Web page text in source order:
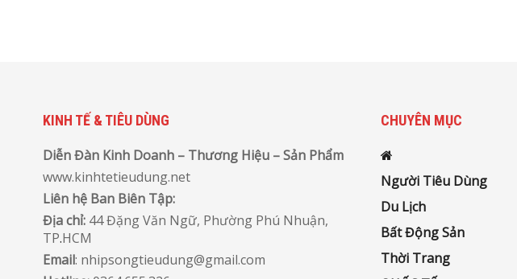
KINH TẾ & TIÊU DÙNG
Diễn Đàn Kinh Doanh – Thương Hiệu – Sản Phẩm
www.kinhtetieudung.net
Liên hệ Ban Biên Tập:
Địa chỉ: 44 Đặng Văn Ngữ, Phường Phú Nhuận,
TP.HCM
Email: nhipsongtieudung@gmail.com
CHUYÊN MỤC
Người Tiêu Dùng
Du Lịch
Bất Động Sản
Thời Trang